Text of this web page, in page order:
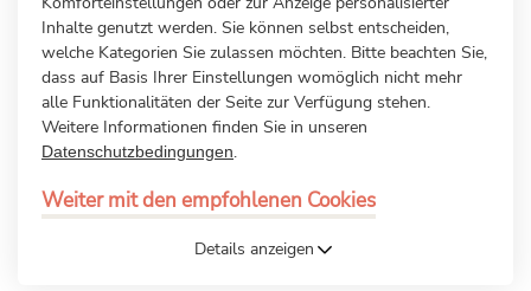
Inhalte genutzt werden. Sie können selbst entscheiden,
welche Kategorien Sie zulassen möchten. Bitte beachten Sie,
dass auf Basis Ihrer Einstellungen womöglich nicht mehr
alle Funktionalitäten der Seite zur Verfügung stehen.
Weitere Informationen finden Sie in unseren
Datenschutzbedingungen.
Weiter mit den empfohlenen Cookies
Details anzeigen